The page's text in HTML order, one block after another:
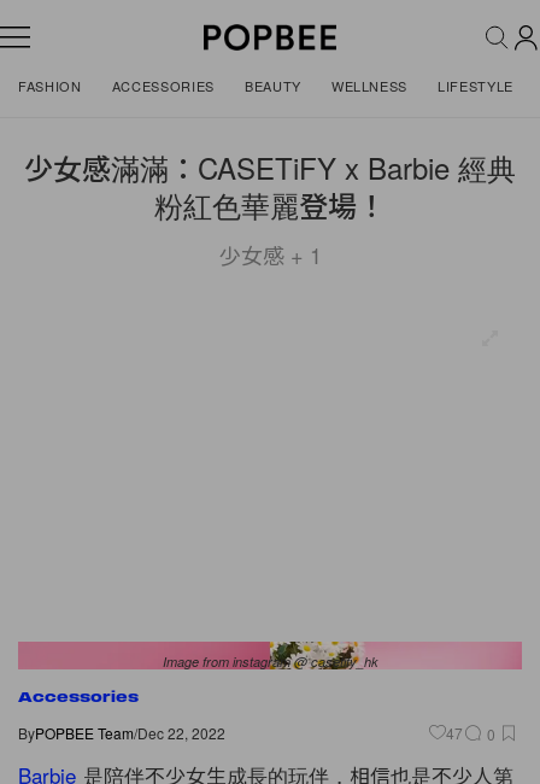
FASHION ACCESSORIES BEAUTY WELLNESS LIFESTYLE
少女感滿滿：CASETiFY x Barbie 經典
粉紅色華麗登場！
少女感 + 1
Image from instagram @ casetify_hk
Accessories
ByPOPBEE Team/Dec 22, 2022 47 0
Barbie 是陪伴不少女生成長的玩伴，相信也是不少人第